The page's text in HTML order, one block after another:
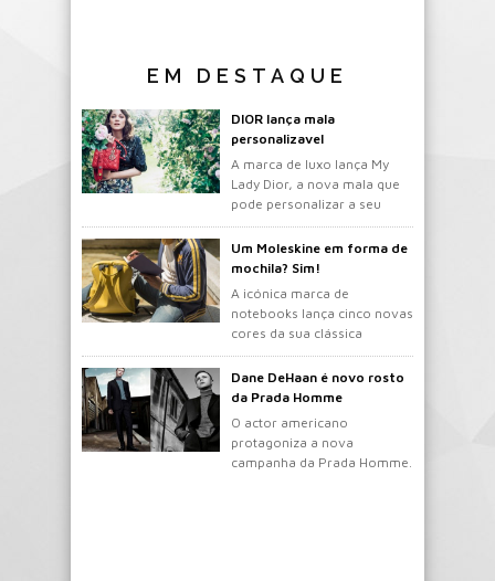
EM DESTAQUE
DIOR lança mala
personalizavel
A marca de luxo lança My
Lady Dior, a nova mala que
pode personalizar a seu
gosto.
Um Moleskine em forma de
mochila? Sim!
A icónica marca de
notebooks lança cinco novas
cores da sua clássica
mochila.
Dane DeHaan é novo rosto
da Prada Homme
O actor americano
protagoniza a nova
campanha da Prada Homme.